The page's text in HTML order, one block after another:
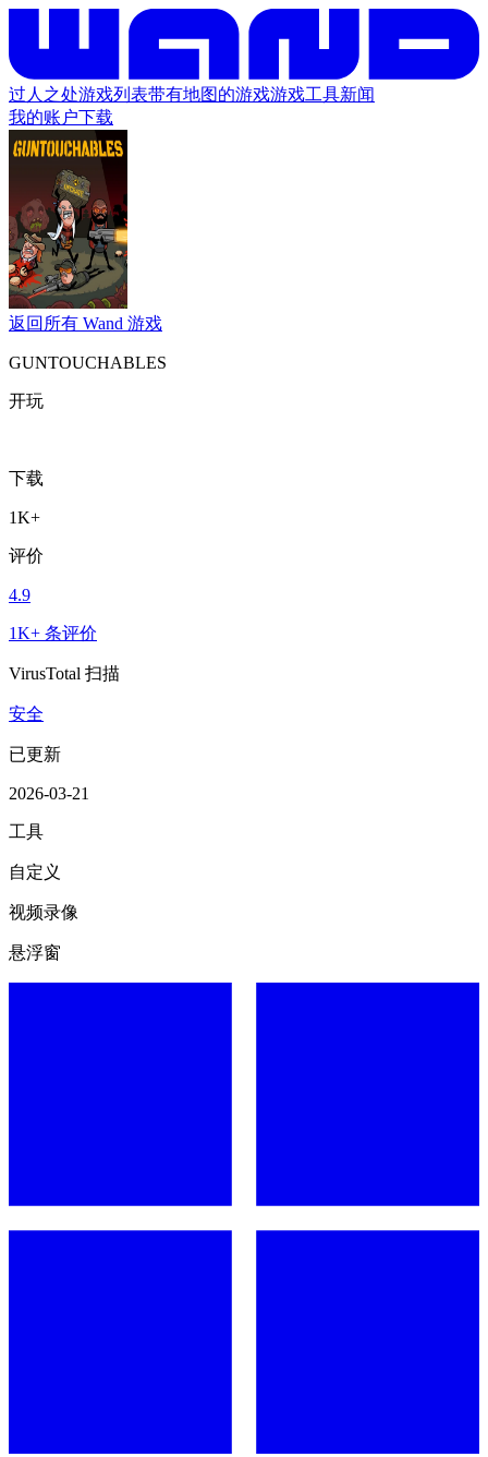
过人之处游戏列表带有地图的游戏游戏工具新闻
我的账户下载
返回所有 Wand 游戏
GUNTOUCHABLES
开玩
下载
1K+
评价
4.9
1K+ 条评价
VirusTotal 扫描
安全
已更新
2026-03-21
工具
自定义
视频录像
悬浮窗